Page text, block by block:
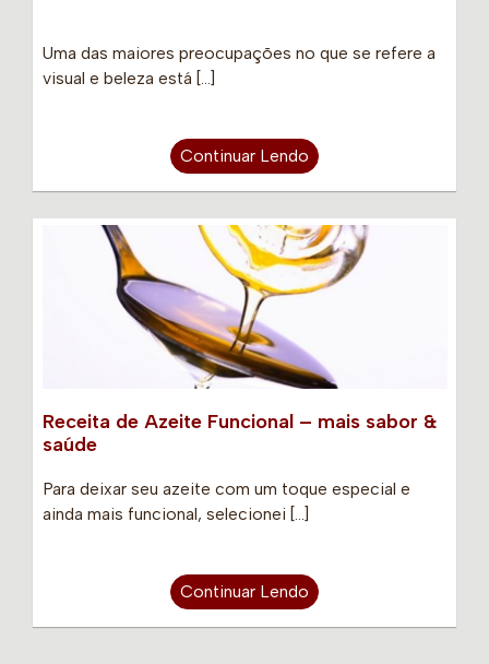
Uma das maiores preocupações no que se refere a
visual e beleza está […]
Continuar Lendo
Receita de Azeite Funcional – mais sabor &
saúde
Para deixar seu azeite com um toque especial e
ainda mais funcional, selecionei […]
Continuar Lendo